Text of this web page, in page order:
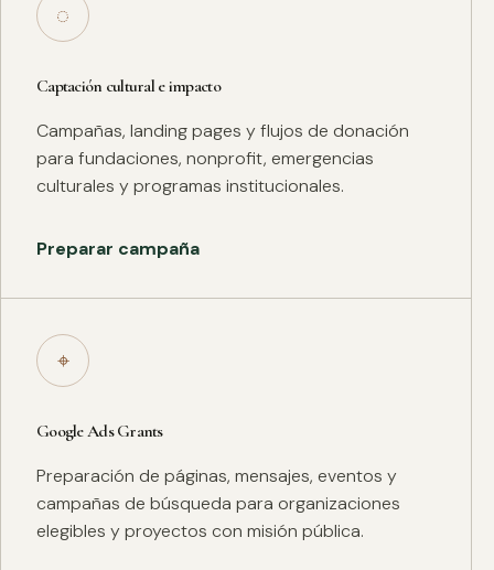
◌
Captación cultural e impacto
Campañas, landing pages y flujos de donación
para fundaciones, nonprofit, emergencias
culturales y programas institucionales.
Preparar campaña
⌖
Google Ads Grants
Preparación de páginas, mensajes, eventos y
campañas de búsqueda para organizaciones
elegibles y proyectos con misión pública.